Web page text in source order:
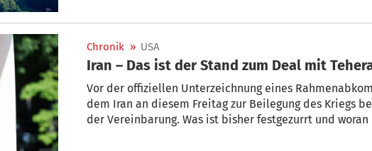
Chronik » USA
Iran – Das ist der Stand zum Deal mit
Vor der offiziellen Unterzeichnung eines
dem Iran an diesem Freitag zur Beilegung des Kriegs
der Vereinbarung. Was ist bisher festgezurrt und woran